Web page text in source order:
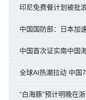
印尼免费餐计划被批
中国国防部：日本加
中国首次证实南中国
全球AI热潮拉动 中国
“白海豚”预计明晚在